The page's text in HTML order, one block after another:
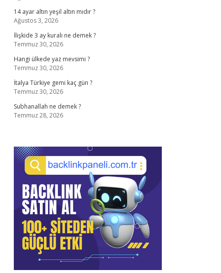
14 ayar altın yeşil altın mıdır ?
Ağustos 3, 2026
İlişkide 3 ay kuralı ne demek ?
Temmuz 30, 2026
Hangi ülkede yaz mevsimi ?
Temmuz 30, 2026
İtalya Türkiye gemi kaç gün ?
Temmuz 30, 2026
Subhanallah ne demek ?
Temmuz 28, 2026